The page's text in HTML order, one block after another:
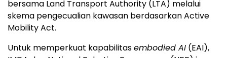
bersama Land Transport Authority (LTA) melalui
skema pengecualian kawasan berdasarkan Active
Mobility Act.
Untuk memperkuat kapabilitasembodied AI (EAI),